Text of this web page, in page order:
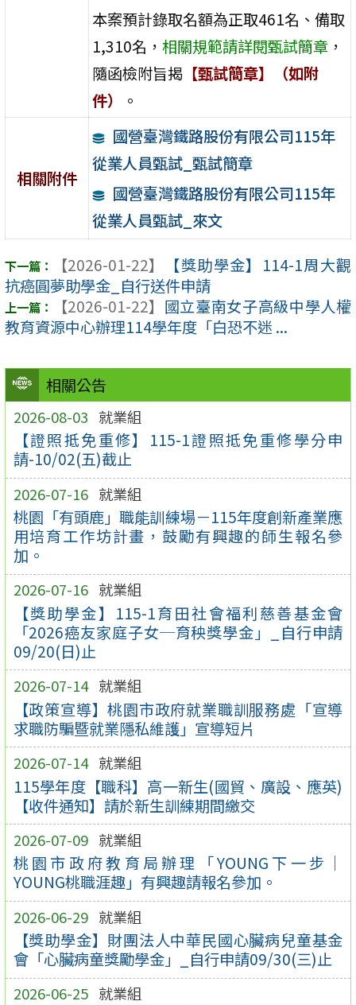
相關公告
2026-08-03 就業組
【證照抵免重修】115-1證照抵免重修學分申
請-10/02(五)截止
2026-07-16 就業組
桃園「有頭鹿」職能訓練場－115年度創新產業應
用培育工作坊計畫，鼓勵有興趣的師生報名參
加。
2026-07-16 就業組
【獎助學金】115-1育田社會福利慈善基金會
「2026癌友家庭子女─育秧獎學金」_自行申請
09/20(日)止
2026-07-14 就業組
【政策宣導】桃園市政府就業職訓服務處「宣導
求職防騙暨就業隱私維護」宣導短片
2026-07-14 就業組
115學年度【職科】高一新生(國貿、廣設、應英)
【收件通知】請於新生訓練期間繳交
2026-07-09 就業組
桃園市政府教育局辦理「YOUNG下一步｜
YOUNG桃職涯趣」有興趣請報名參加。
2026-06-29 就業組
【獎助學金】財團法人中華民國心臟病兒童基金
會「心臟病童獎勵學金」_自行申請09/30(三)止
2026-06-25 就業組
本案預計錄取名額為正取461名、備取
1,310名，相關規範請詳閱甄試簡章 ，
隨函檢附旨揭 【甄試簡章】（如附
件）
。
相關附件
國營臺灣鐵路股份有限公司115年
從業人員甄試_甄試簡章
國營臺灣鐵路股份有限公司115年
從業人員甄試_來文
【2026-01-22】
【獎助學金】114-1周大觀
抗癌圓夢助學金_自行送件申請
【2026-01-22】 國立臺南女子高級中學人權
教育資源中心辦理114學年度「白恐不迷 ...